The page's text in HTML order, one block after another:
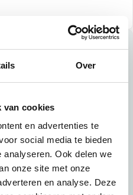
Over
van cookies
en advertenties te
social media te bieden
Ook delen we
onze site met onze
en analyse. Deze
en geef de volgende
werkzoekend